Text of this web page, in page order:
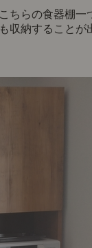
ちらの食器棚一
収納することが